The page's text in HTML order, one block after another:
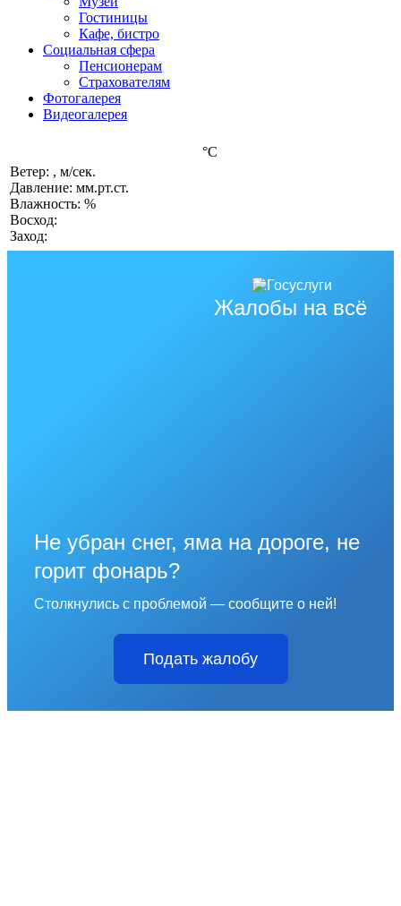
Гостиницы
Кафе, бистро
Социальная сфера
Пенсионерам
Страхователям
Фотогалерея
Видеогалерея
°C
Ветер: , м/сек.
Давление: мм.рт.ст.
Влажность: %
Восход:
Заход:
Жалобы на всё
Не убран снег, яма на дороге, не
горит фонарь?
Столкнулись с проблемой — сообщите о ней!
Подать жалобу